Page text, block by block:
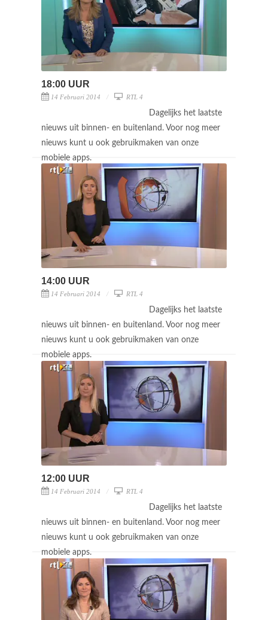
18:00 UUR
14 Februari 2014 RTL 4
Dagelijks het laatste
nieuws uit binnen- en buitenland. Voor nog meer
nieuws kunt u ook gebruikmaken van onze
mobiele apps.
14:00 UUR
14 Februari 2014 RTL 4
Dagelijks het laatste
nieuws uit binnen- en buitenland. Voor nog meer
nieuws kunt u ook gebruikmaken van onze
mobiele apps.
12:00 UUR
14 Februari 2014 RTL 4
Dagelijks het laatste
nieuws uit binnen- en buitenland. Voor nog meer
nieuws kunt u ook gebruikmaken van onze
mobiele apps.